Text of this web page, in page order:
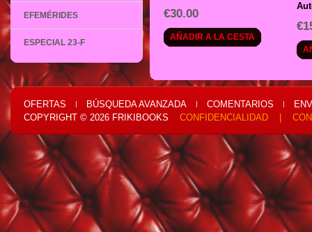
EFEMÉRIDES
ESPECIAL 23-F
€30.00
AÑADIR A LA CESTA
OFERTAS | BÚSQUEDA AVANZADA | COMENTARIOS |
COPYRIGHT © 2026 FRIKIBOOKS CONFIDENCIALIDAD